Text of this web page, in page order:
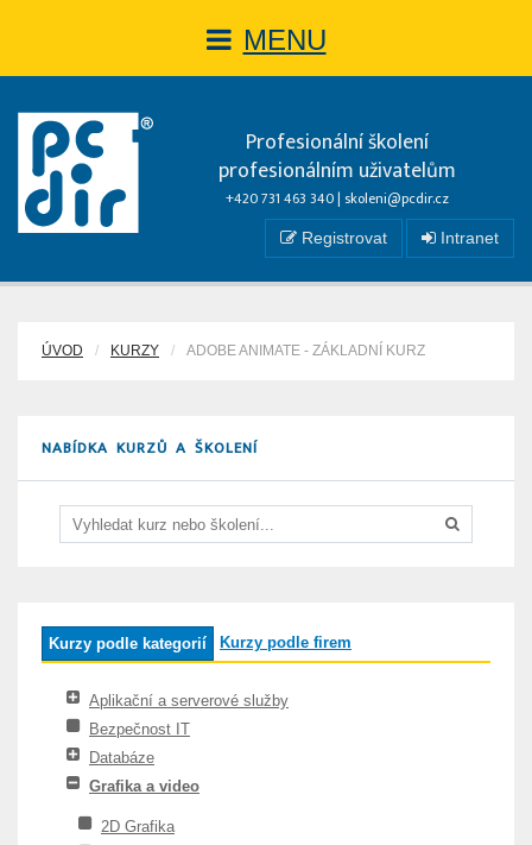
MENU
Profesionální školení
profesionálním uživatelům
+420 731 463 340 | skoleni@pcdir.cz
Registrovat Intranet
ÚVOD KURZY ADOBE ANIMATE - ZÁKLADNÍ KURZ
NABÍDKA KURZŮ A ŠKOLENÍ
Kurzy podle kategorií Kurzy podle firem
Aplikační a serverové služby
Bezpečnost IT
Databáze
Grafika a video
2D Grafika